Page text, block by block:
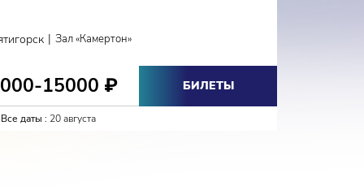
| Зал «Камертон»
15000 ₽ БИЛЕТЫ
Все даты : 20 августа